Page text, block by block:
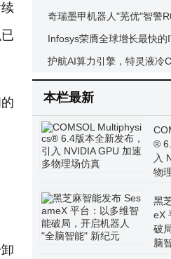
司榜首
奇瑞墨甲机器人"芜优"智警
Infosys荣膺全球增长最快的
价值年复合增长率高达15%
护航AI算力引擎，特灵液冷
数据中心能效升级
本栏最新
®
入
物
黑
eX
破
脑